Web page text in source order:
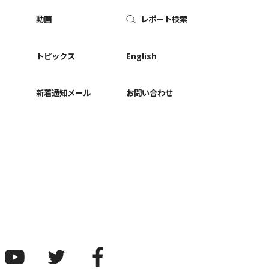
動画
トピックス
新着通知メール
レポート検索
English
お問い合わせ